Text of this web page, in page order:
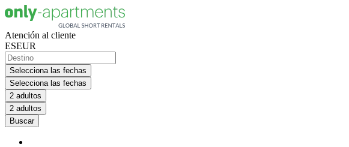
Atención al cliente
ESEUR
Selecciona las fechas
Selecciona las fechas
2 adultos
2 adultos
Buscar